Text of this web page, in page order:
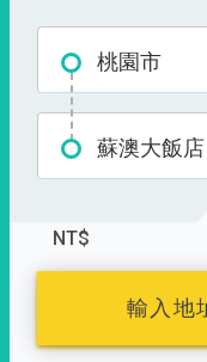
桃園市
蘇澳大飯店
NT$
輸入地